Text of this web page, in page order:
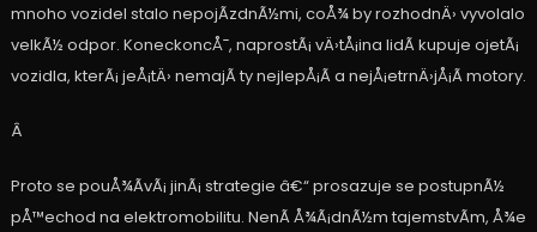
mnoho vozidel stalo nepojÃ­zdnÃ½mi, coÅ¾ by rozhodnÄ› vyvolalo
velkÃ½ odpor. KoneckoncÅ¯, naprostÃ¡ vÄ›tÅ¡ina lidÃ­ kupuje ojetÃ¡
vozidla, kterÃ¡ jeÅ¡tÄ› nemajÃ­ ty nejlepÅ¡Ã­ a nejÅ¡etrnÄ›jÅ¡Ã­ motory.
Â
Proto se pouÅ¾Ã­vÃ¡ jinÃ¡ strategie â€“ prosazuje se postupnÃ½
pÅ™echod na elektromobilitu. NenÃ­ Å¾Ã¡dnÃ½m tajemstvÃ­m, Å¾e